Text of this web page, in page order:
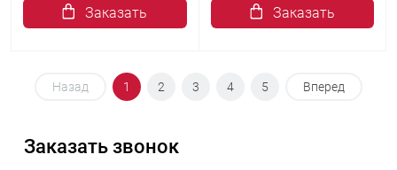
Заказать Заказать
Назад 1 2 3 4 5 Вперед
Заказать звонок